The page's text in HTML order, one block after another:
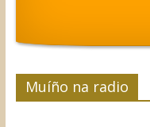
Muíño na radio